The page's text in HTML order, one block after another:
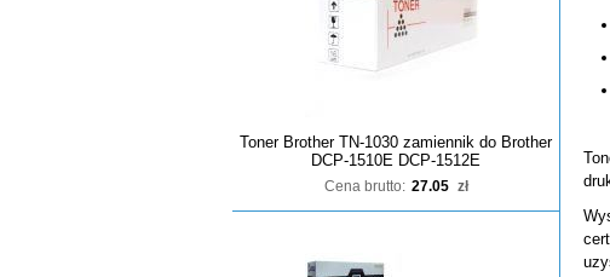
Toner Brother TN-1030 zamiennik do Brother
DCP-1510E DCP-1512E
Cena brutto: 27.05 zł